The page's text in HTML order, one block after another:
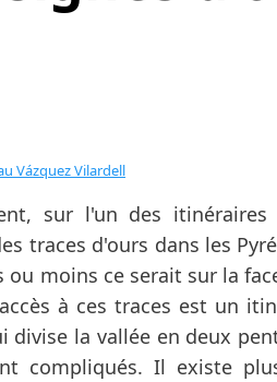
Vázquez Vilardell
sur l'un des
traces d'ours dans les
ou moins ce serait sur la
à ces traces est un
divise la vallée en deux
compliqués. Il existe